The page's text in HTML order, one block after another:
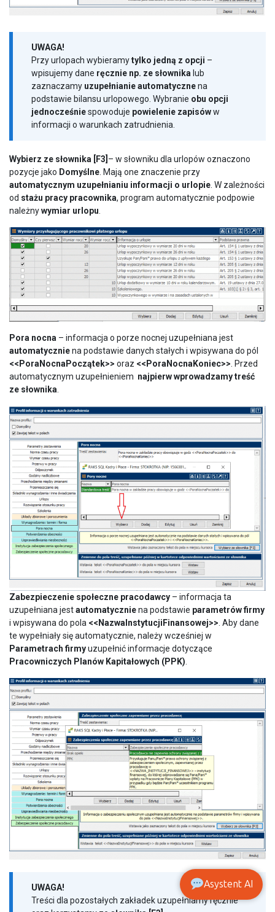
UWAGA!
Przy urlopach wybieramytylko jedną z opcji –
wpisujemy dane ręcznie np. ze słownika lub
zaznaczamy uzupełnianie automatycznena
podstawie bilansu urlopowego. Wybranie obu opcji
jednocześniespowoduje powielenie zapisóww
informacji o warunkach zatrudnienia.
Wybierz ze słownika [F3] – w słowniku dla urlopów oznaczono
pozycje jako Domyślne. Mają one znaczenie przy
automatycznym uzupełnianiu informacji o urlopie. W zależności
od stażu pracy pracownika, program automatycznie podpowie
należnywymiar urlopu.
Pora nocna – informacja o porze nocnej uzupełniana jest
automatyczniena podstawie danych stałych i wpisywana do pól
<<PoraNocnaPoczątek>> oraz <<PoraNocnaKoniec>>. Przed
automatycznym uzupełnieniem najpierw wprowadzamy treść
ze słownika.
Zabezpieczenie społeczne pracodawcy – informacja ta
uzupełniana jestautomatyczniena podstawie parametrów firmy
i wpisywana do pola <<NazwaInstytucjiFinansowej>> . Aby dane
te wypełniały się automatycznie, należy wcześniej w
Parametrach firmyuzupełnić informacje dotyczące
Pracowniczych Planów Kapitałowych (PPK)
UWAGA!
Treści dla pozostałych zakładek uzupełniamy ręcznie
Asystent AI